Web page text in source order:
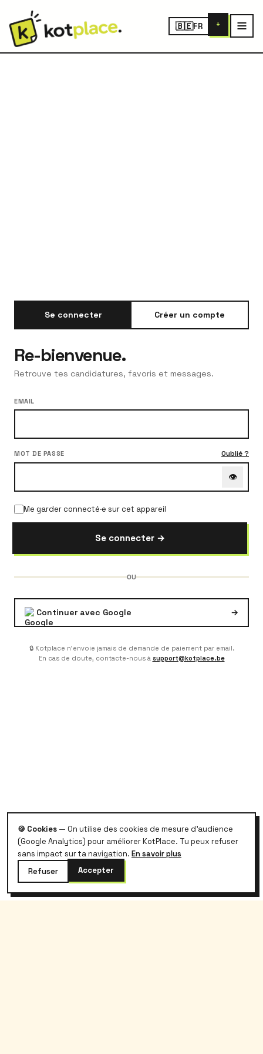
🇧🇪FR +
Se connecter Créer un compte
Re-bienvenue.
Retrouve tes candidatures, favoris et messages.
EMAIL
MOT DE PASSE Oublié ?
👁
Me garder connecté·e sur cet appareil
Se connecter →
OU
Continuer avec Google →
🔒 Kotplace n'envoie jamais de demande de paiement par email.
En cas de doute, contacte-nous à support@kotplace.be
🍪 Cookies — On utilise des cookies de mesure d'audience
(Google Analytics) pour améliorer KotPlace. Tu peux refuser
sans impact sur ta navigation. En savoir plus
Refuser
Accepter